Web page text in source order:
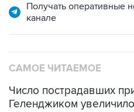
Получать оперативные
канале
САМОЕ ЧИТАЕМОЕ
Число пострадавших
Геленджиком